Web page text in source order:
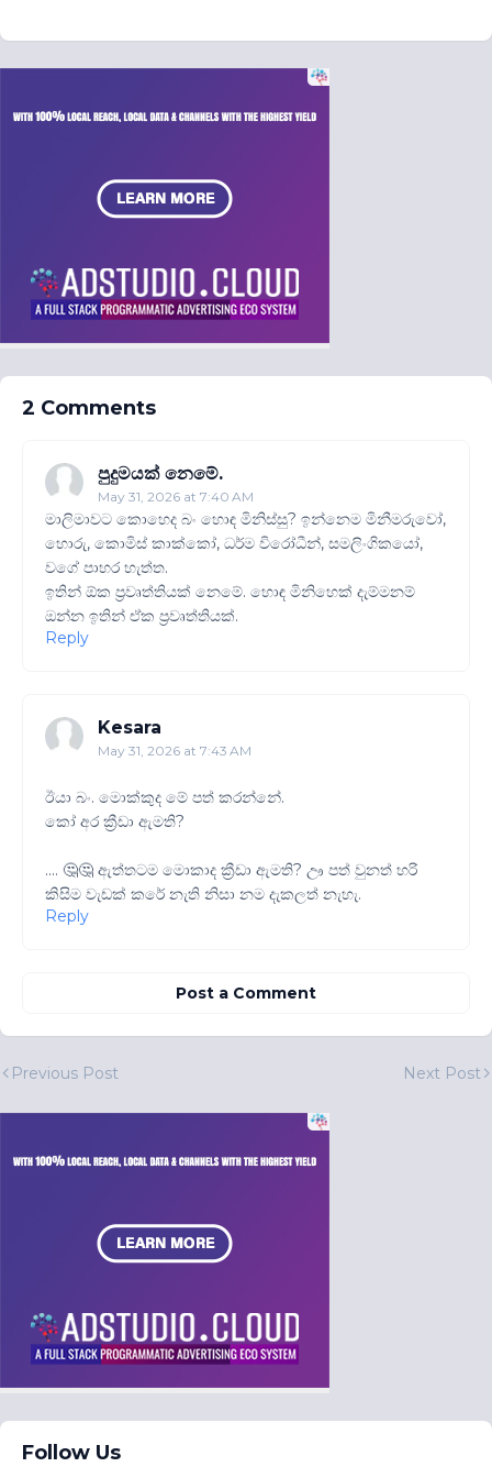
2 Comments
පුදුමයක් නෙමේ.
May 31, 2026 at 7:40 AM
මාලිමාවට කොහෙද බං හොඳ මිනිස්සු? ඉන්නෙම මිනීමරුවෝ,
හොරු, කොමිස් කාක්කෝ, ධර්ම විරෝධීන්, සමලිංගිකයෝ,
වගේ පාහර හැත්ත.
ඉතින් ඕක ප්‍රවෘත්තියක් නෙමේ. හොඳ මිනිහෙක් දැම්මනම්
ඔන්න ඉතින් ඒක ප්‍රවෘත්තියක්.
Reply
Kesara
May 31, 2026 at 7:43 AM
ඊයා බං. මොක්කුද මේ පත් කරන්නේ.
කෝ අර ක්‍රීඩා ඇමති?
.... 🤔🤔 ඇත්තටම මොකාද ක්‍රීඩා ඇමති? ඌ පත් වුනත් හරි
කිසිම වැඩක් කරේ නැති නිසා නම දැකලත් නැහැ.
Reply
Post a Comment
Previous Post Next Post
Follow Us